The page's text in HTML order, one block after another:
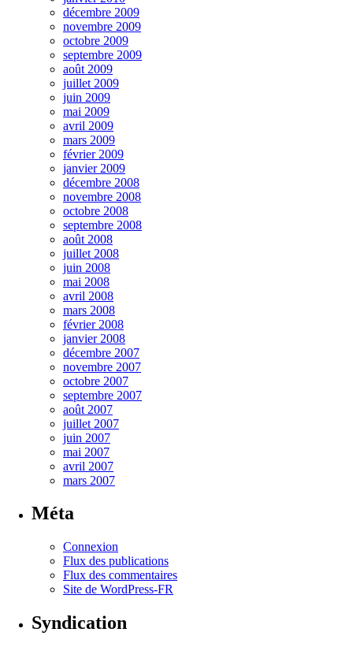
décembre 2009
novembre 2009
octobre 2009
septembre 2009
août 2009
juillet 2009
juin 2009
mai 2009
avril 2009
mars 2009
février 2009
janvier 2009
décembre 2008
novembre 2008
octobre 2008
septembre 2008
août 2008
juillet 2008
juin 2008
mai 2008
avril 2008
mars 2008
février 2008
janvier 2008
décembre 2007
novembre 2007
octobre 2007
septembre 2007
août 2007
juillet 2007
juin 2007
mai 2007
avril 2007
mars 2007
Méta
Connexion
Flux des publications
Flux des commentaires
Site de WordPress-FR
Syndication